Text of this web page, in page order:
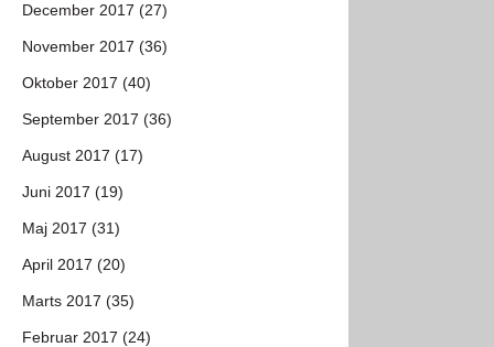
December 2017 (27)
November 2017 (36)
Oktober 2017 (40)
September 2017 (36)
August 2017 (17)
Juni 2017 (19)
Maj 2017 (31)
April 2017 (20)
Marts 2017 (35)
Februar 2017 (24)